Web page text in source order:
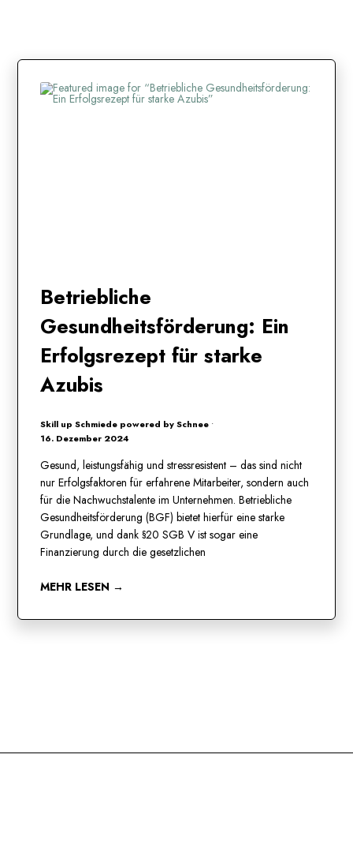
Betriebliche
Gesundheitsförderung: Ein
Erfolgsrezept für starke
Azubis
Skill up Schmiede powered by Schnee •
16. Dezember 2024
Gesund, leistungsfähig und stressresistent – das sind nicht
nur Erfolgsfaktoren für erfahrene Mitarbeiter, sondern auch
für die Nachwuchstalente im Unternehmen. Betriebliche
Gesundheitsförderung (BGF) bietet hierfür eine starke
Grundlage, und dank §20 SGB V ist sogar eine
Finanzierung durch die gesetzlichen
MEHR LESEN →